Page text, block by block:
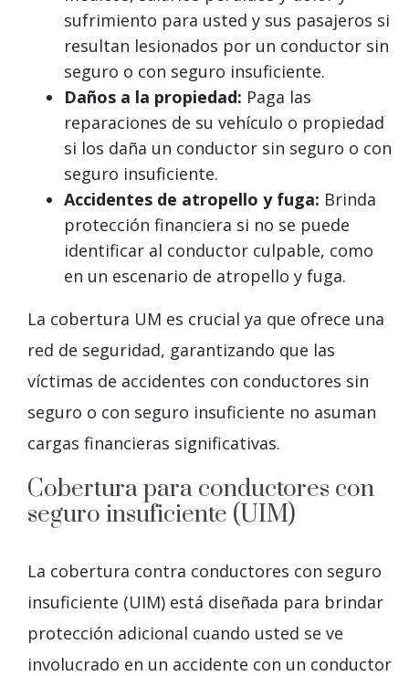
sufrimiento para usted y sus pasajeros si
resultan lesionados por un conductor sin
seguro o con seguro insuficiente.
Daños a la propiedad: Paga las
reparaciones de su vehículo o propiedad
si los daña un conductor sin seguro o con
seguro insuficiente.
Accidentes de atropello y fuga: Brinda
protección financiera si no se puede
identificar al conductor culpable, como
en un escenario de atropello y fuga.
La cobertura UM es crucial ya que ofrece una
red de seguridad, garantizando que las
víctimas de accidentes con conductores sin
seguro o con seguro insuficiente no asuman
cargas financieras significativas.
Cobertura para conductores con
seguro insuficiente (UIM)
La cobertura contra conductores con seguro
insuficiente (UIM) está diseñada para brindar
protección adicional cuando usted se ve
involucrado en un accidente con un conductor